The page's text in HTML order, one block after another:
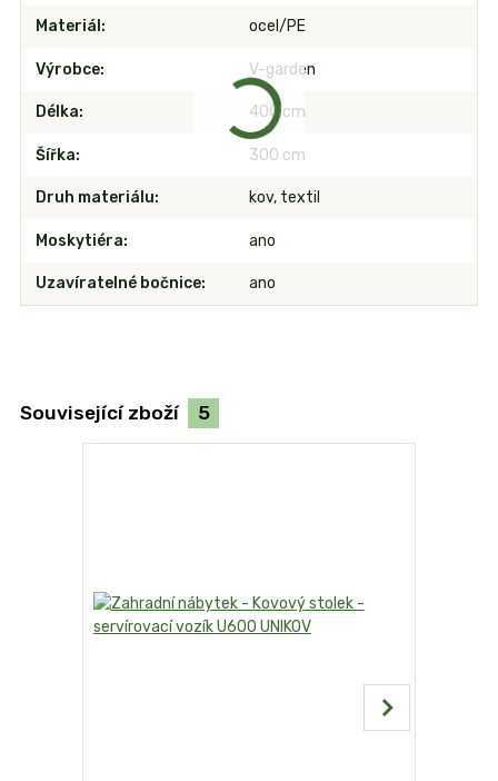
Materiál ocel/PE
Výrobce V-garden
Délka 400 cm
Šířka 300 cm
Druh materiálu kov, textil
Moskytiéra ano
Uzavíratelné bočnice ano
Související zboží 5